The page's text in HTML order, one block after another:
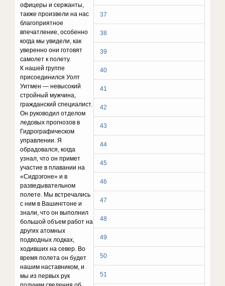
37
38
39
40
41
42
43
44
45
46
47
48
49
50
51
офицеры и сержанты,
также произвели на нас
благоприятное
впечатление, особенно
когда мы увидели, как
уверенно они готовят
самолет к полету.
К нашей группе
присоединился Уолт
Уитмен — невысокий
стройный мужчина,
гражданский специалист.
Он руководил отделом
ледовых прогнозов в
Гидрографическом
управлении. Я
обрадовался, когда
узнал, что он примет
участие в плавании на
«Сидрэгоне» и в
разведывательном
полете. Мы встречались
с ним в Вашингтоне и
знали, что он выполнил
большой объем работ на
других атомных
подводных лодках,
ходивших на север. Во
время полета он будет
нашим наставником, и
мы из первых рук